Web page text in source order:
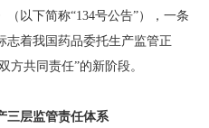
以下简称“134号公告”），一条
志着我国药品委托生产监管正
方共同责任”的新阶段。
三层监管责任体系